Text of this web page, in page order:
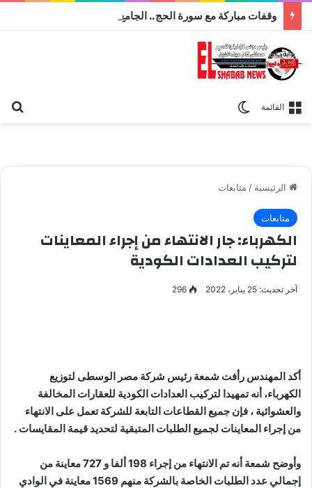
القائمة
الرئيسية / متابعات
متابعات
الكهرباء: جار الانتهاء من إجراء المعاينات
لتركيب العدادات الكودية
آخر تحديث: 25 يناير، 2022 296
أكد المهندس رأفت شمعة رئيس شركة مصر الوسطى لتوزيع
الكهرباء، أنه تمهيدا لتركيب العدادات الكودية للعقارات المخالفة
والعشوائية ، فإن جميع القطاعات التابعة للشركة تعمل على الانتهاء
من إجراء المعاينات لجميع الطلبات المتبقية لتحديد قيمة المقايسات .
وأوضح شمعة أنه تم الانتهاء من إجراء 198 ألفا و 727 معاينة من
إجمالي عدد الطلبات الخاصة بالشركة منهم 1569 معاينة في الوادي